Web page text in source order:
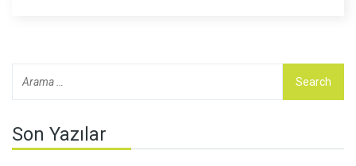
Son Yazılar